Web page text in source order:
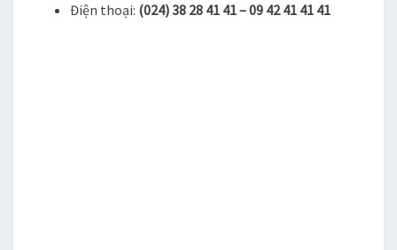
Điện thoại: (024) 38 28 41 41 – 09 42 41 41 41